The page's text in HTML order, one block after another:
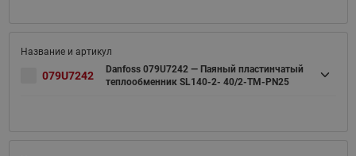
079U7242
Danfoss 079U7242 — Паяный пластинчатый
теплообменник SL140-2- 40/2-TM-PN25